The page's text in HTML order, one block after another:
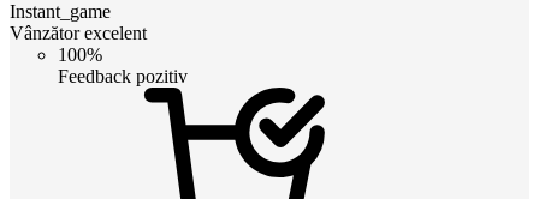
Instant_game
Vânzător excelent
100%
Feedback pozitiv